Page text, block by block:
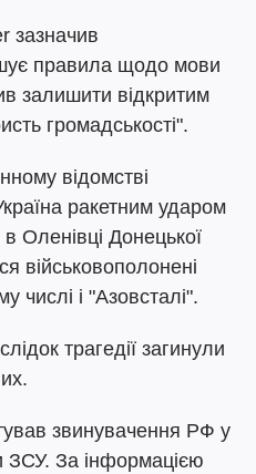
зазначив
правила щодо мови
залишити відкритим
громадськості".
відомстві
ракетним ударом
Оленівці Донецької
військовополонені
числі і "Азовсталі".
трагедії загинули
звинувачення РФ у
ЗСУ. За інформацією